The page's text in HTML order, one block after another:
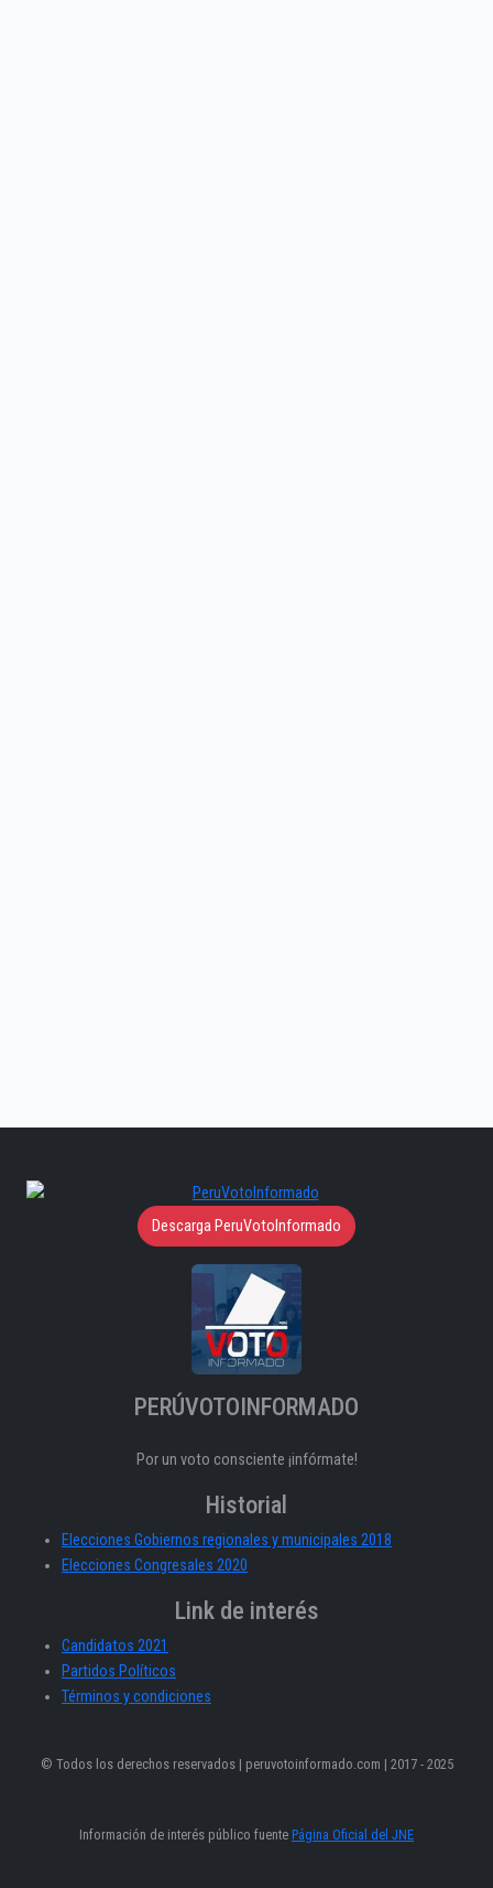
Descarga PeruVotoInformado
PERÚVOTOINFORMADO
Por un voto consciente ¡infórmate!
Historial
Elecciones Gobiernos regionales y municipales 2018
Elecciones Congresales 2020
Link de interés
Candidatos 2021
Partidos Políticos
Términos y condiciones
© Todos los derechos reservados | peruvotoinformado.com | 2017 - 2025
Información de interés público fuente Página Oficial del JNE